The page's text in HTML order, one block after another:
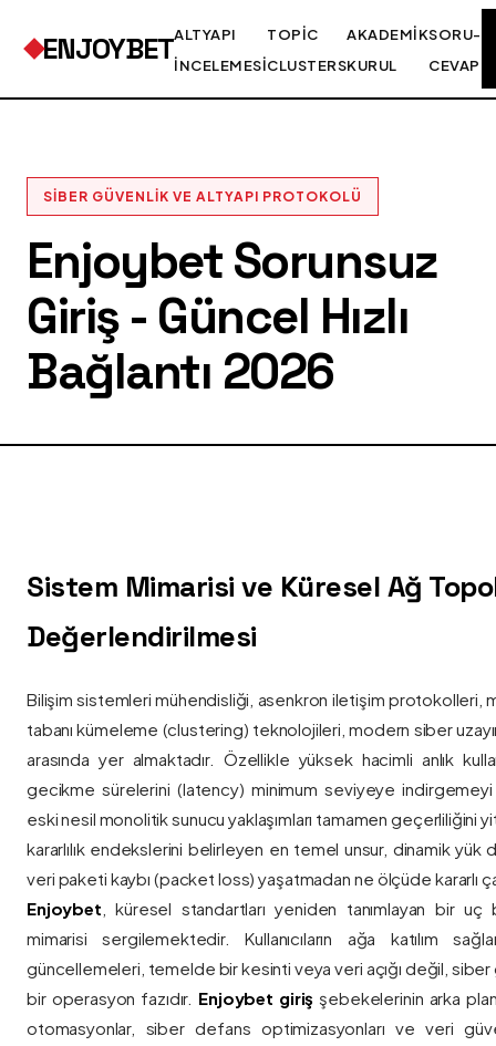
ENJOYBETALTYAPI
İNCELEMESI
TOPIC
CLUSTERS
AKADEMIK
KURUL
SORU-
CEVAP
SIBER GÜVENLIK VE ALTYAPI PROTOKOLÜ
Enjoybet Sorunsuz
Giriş - Güncel Hızlı
Bağlantı 2026
Sistem Mimarisi ve Küresel Ağ
Değerlendirilmesi
Bilişim sistemleri mühendisliği, asenkron iletişim protokolleri,
tabanı kümeleme (clustering) teknolojileri, modern siber
arasında yer almaktadır. Özellikle yüksek hacimli anlık
gecikme sürelerini (latency) minimum seviyeye
eski nesil monolitik sunucu yaklaşımları tamamen geçerliliğini
kararlılık endekslerini belirleyen en temel unsur, dinamik yük
veri paketi kaybı (packet loss) yaşatmadan ne ölçüde kararlı
Enjoybet , küresel standartları yeniden tanımlayan bir
mimarisi sergilemektedir. Kullanıcıların ağa katılım
güncellemeleri, temelde bir kesinti veya veri açığı değil, siber
bir operasyon fazıdır. Enjoybet giriş şebekelerinin arka
otomasyonlar, siber defans optimizasyonları ve veri